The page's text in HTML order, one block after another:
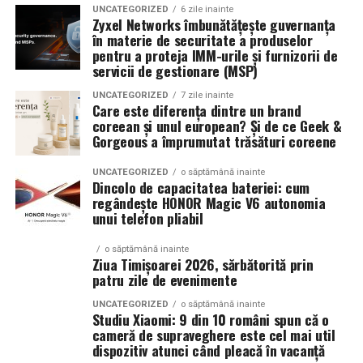
Șantiere de construcții civile și lucrări edilitare
Echipamente electrice alimentate pe fonduri europene
și PNRR
Operațiuni militare și tabere temporare
Stații mobile de încărcare auto electric
Evenimente outdoor și festivaluri
Operațiuni de ajutor umanitar în zone fără
infrastructură energetică
„Există un decalaj
structural între
Mirosurilor
Odata ce odorizantele de aer functioneaza constant,
concentreaza-te pe ceea ce fac ele de fapt:
un miros
sau ajuta laeliminarea sursei
Incepe prin a verifica cand revine mirosul. Daca se
intoarce rapid dupa ce parfumul se estompeaza,
probabil ai de-a face cu mascare versus eliminare, nu cu
o indepartare reala.
Apoi,inspecteaza spatiulin aceasta ordine: cosuri de
gunoi, scurgeri, textile, guri de ventilatie si puncte de
acces. Curata sau trateaza mai intai sursa, apoi foloseste
parfumul pentru a sustine rezultatul. Aici conteaza
chimia parfumului. Unele formule doar acopera
mirosurile neplacute, in timp ce altelese leaga de
moleculele de mirossi le reduc impactul.
UNCATEGORIZED 6 zile inainte
Zyxel Networks îmbunătățește guvernanța
în materie de securitate a produselor
pentru a proteja IMM-urile și furnizorii de
servicii de gestionare (MSP)
UNCATEGORIZED 7 zile inainte
Care este diferența dintre un brand
coreean și unul european? Și de ce Geek &
Gorgeous a împrumutat trăsături coreene
UNCATEGORIZED o săptămână inainte
Dincolo de capacitatea bateriei: cum
regândește HONOR Magic V6 autonomia
unui telefon pliabil
o săptămână inainte
Ziua Timișoarei 2026, sărbătorită prin
patru zile de evenimente
UNCATEGORIZED o săptămână inainte
Studiu Xiaomi: 9 din 10 români spun că o
cameră de supraveghere este cel mai util
dispozitiv atunci când pleacă în vacanță